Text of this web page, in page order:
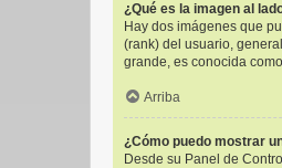
¿Qué es la imagen al
Hay dos imágenes que
(rank) del usuario,
grande, es conocida
Arriba
¿Cómo puedo mostrar
Desde su Panel de